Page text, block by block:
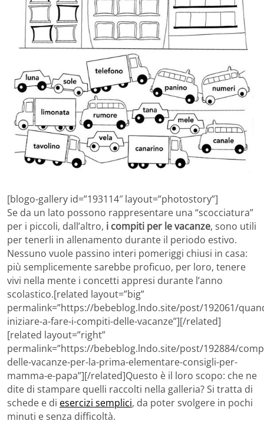
[blogo-gallery id=”193114″ layout=”photostory”]
Se da un lato possono rappresentare una “scocciatura”
per i piccoli, dall’altro, i compiti per le vacanze, sono utili
per tenerli in allenamento durante il periodo estivo.
Nessuno vuole passino interi pomeriggi chiusi in casa:
più semplicemente sarebbe proficuo, per loro, tenere
vivi nella mente i concetti appresi durante l’anno
scolastico.[related layout=”big”
permalink=”https://bebeblog.lndo.site/post/192061/
iniziare-a-fare-i-compiti-delle-vacanze”][/related]
[related layout=”right”
permalink=”https://bebeblog.lndo.site/post/192884/
delle-vacanze-per-la-prima-elementare-consigli-per-
mamma-e-papa”][/related]Questo è il loro scopo: che ne
dite di stampare quelli raccolti nella galleria? Si tratta di
schede e di esercizi semplici, da poter svolgere in pochi
minuti e senza difficoltà.